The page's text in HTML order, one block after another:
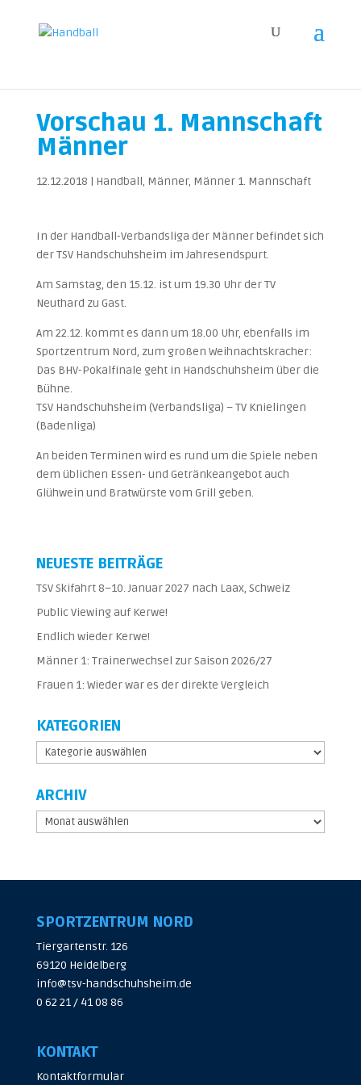
Vorschau 1. Mannschaft
Männer
12.12.2018 | Handball, Männer, Männer 1. Mannschaft
In der Handball-Verbandsliga der Männer befindet sich
der TSV Handschuhsheim im Jahresendspurt.
Am Samstag, den 15.12. ist um 19.30 Uhr der TV
Neuthard zu Gast.
Am 22.12. kommt es dann um 18.00 Uhr, ebenfalls im
Sportzentrum Nord, zum großen Weihnachtskracher:
Das BHV-Pokalfinale geht in Handschuhsheim über die
Bühne.
TSV Handschuhsheim (Verbandsliga) – TV Knielingen
(Badenliga)
An beiden Terminen wird es rund um die Spiele neben
dem üblichen Essen- und Getränkeangebot auch
Glühwein und Bratwürste vom Grill geben.
NEUESTE BEITRÄGE
TSV Skifahrt 8–10. Januar 2027 nach Laax, Schweiz
Public Viewing auf Kerwe!
Endlich wieder Kerwe!
Männer 1: Trainerwechsel zur Saison 2026/27
Frauen 1: Wieder war es der direkte Vergleich
KATEGORIEN
Kategorien
ARCHIV
Archiv
SPORTZENTRUM NORD
Tiergartenstr. 126
69120 Heidelberg
info@tsv-handschuhsheim.de
0 62 21 / 41 08 86
KONTAKT
Kontaktformular